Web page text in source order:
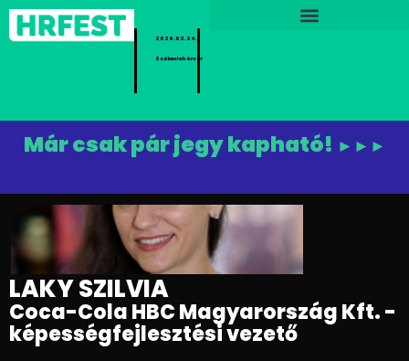
2026.02.24.
Székesfehérvár
Már csak pár jegy kapható! ►►►
LAKY SZILVIA
Coca-Cola HBC Magyarország Kft. -
képességfejlesztési vezető